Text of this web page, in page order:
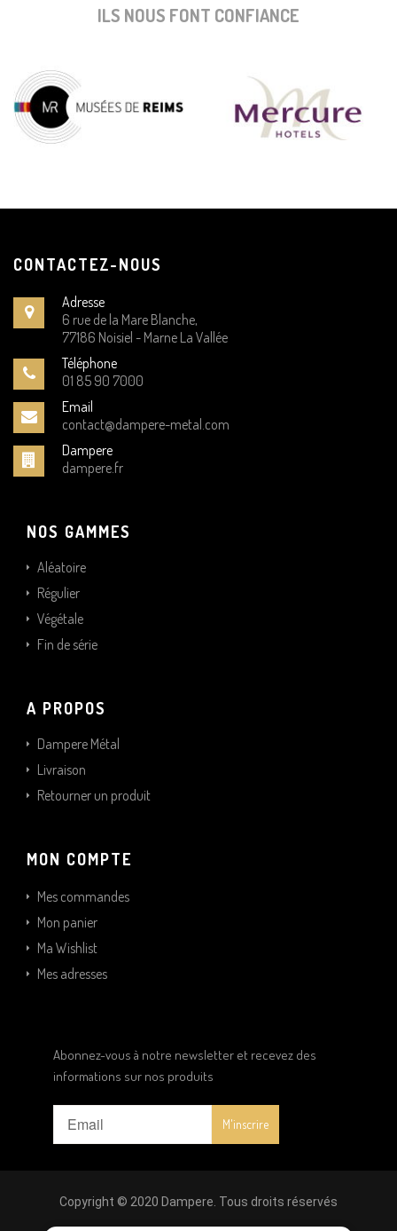
ILS NOUS FONT CONFIANCE
CONTACTEZ-NOUS
Adresse
6 rue de la Mare Blanche,
77186 Noisiel - Marne La Vallée
Téléphone
01 85 90 7000
Email
contact@dampere-metal.com
Dampere
dampere.fr
NOS GAMMES
Aléatoire
Régulier
Végétale
Fin de série
A PROPOS
Dampere Métal
Livraison
Retourner un produit
MON COMPTE
Mes commandes
Mon panier
Ma Wishlist
Mes adresses
Abonnez-vous à notre newsletter et recevez des
informations sur nos produits
Copyright © 2020 Dampere. Tous droits réservés